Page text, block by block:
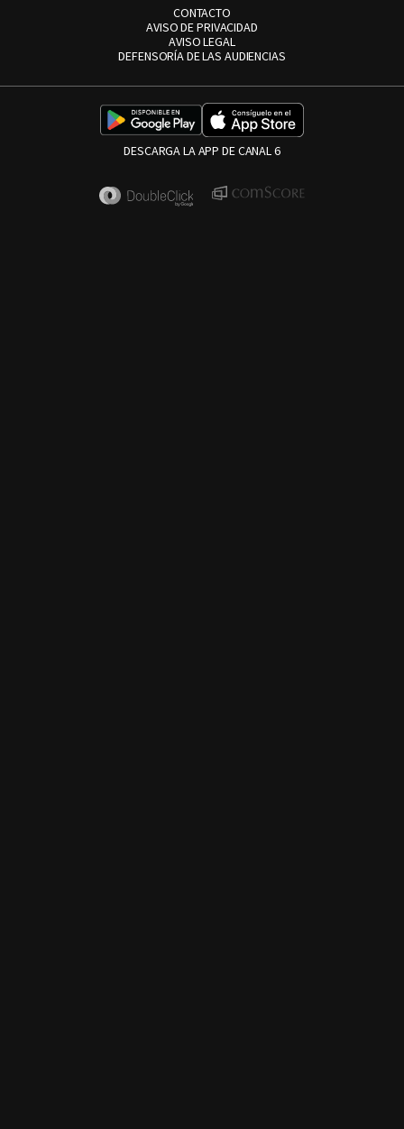
CONTACTO
AVISO DE PRIVACIDAD
AVISO LEGAL
DEFENSORÍA DE LAS AUDIENCIAS
DESCARGA LA APP DE CANAL 6